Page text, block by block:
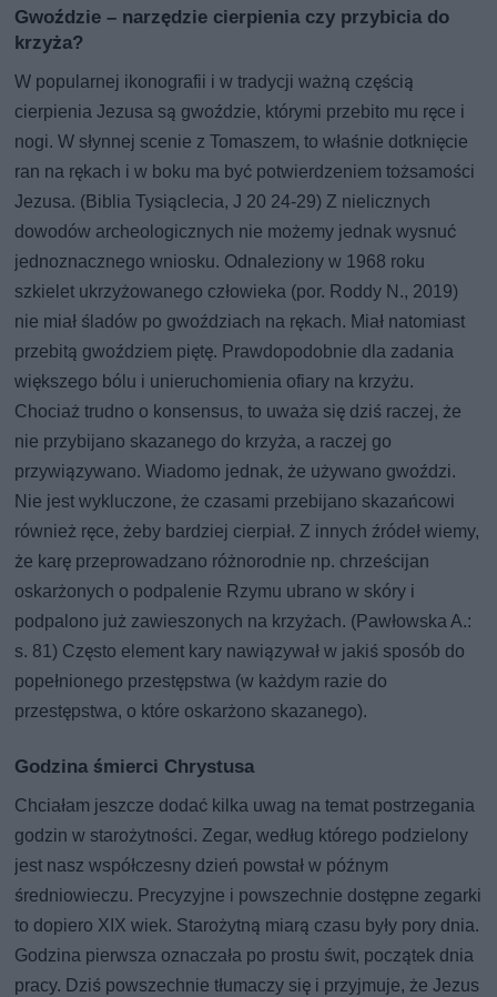
Gwoździe – narzędzie cierpienia czy przybicia do
krzyża?
W popularnej ikonografii i w tradycji ważną częścią
cierpienia Jezusa są gwoździe, którymi przebito mu ręce i
nogi. W słynnej scenie z Tomaszem, to właśnie dotknięcie
ran na rękach i w boku ma być potwierdzeniem tożsamości
Jezusa. (Biblia Tysiąclecia, J 20 24-29) Z nielicznych
dowodów archeologicznych nie możemy jednak wysnuć
jednoznacznego wniosku. Odnaleziony w 1968 roku
szkielet ukrzyżowanego człowieka (por. Roddy N., 2019)
nie miał śladów po gwoździach na rękach. Miał natomiast
przebitą gwoździem piętę. Prawdopodobnie dla zadania
większego bólu i unieruchomienia ofiary na krzyżu.
Chociaż trudno o konsensus, to uważa się dziś raczej, że
nie przybijano skazanego do krzyża, a raczej go
przywiązywano. Wiadomo jednak, że używano gwoździ.
Nie jest wykluczone, że czasami przebijano skazańcowi
również ręce, żeby bardziej cierpiał. Z innych źródeł wiemy,
że karę przeprowadzano różnorodnie np. chrześcijan
oskarżonych o podpalenie Rzymu ubrano w skóry i
podpalono już zawieszonych na krzyżach. (Pawłowska A.:
s. 81) Często element kary nawiązywał w jakiś sposób do
popełnionego przestępstwa (w każdym razie do
przestępstwa, o które oskarżono skazanego).
Godzina śmierci Chrystusa
Chciałam jeszcze dodać kilka uwag na temat postrzegania
godzin w starożytności. Zegar, według którego podzielony
jest nasz współczesny dzień powstał w późnym
średniowieczu. Precyzyjne i powszechnie dostępne zegarki
to dopiero XIX wiek. Starożytną miarą czasu były pory dnia.
Godzina pierwsza oznaczała po prostu świt, początek dnia
pracy. Dziś powszechnie tłumaczy się i przyjmuje, że Jezus